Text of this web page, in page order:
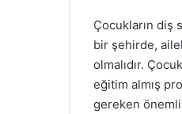
Çocukların diş
bir şehirde,
olmalıdır.
eğitim almış
gereken önemli